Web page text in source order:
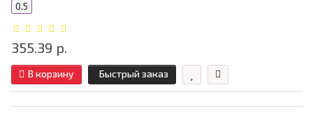
0.5
355.39 р.
В корзину Быстрый заказ